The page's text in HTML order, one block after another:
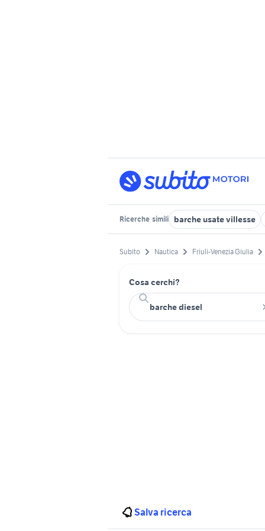
Ricerche simili barche usate villesse
Subito Nautica Friuli-Venezia Giulia
Cosa cerchi?
Salva ricerca